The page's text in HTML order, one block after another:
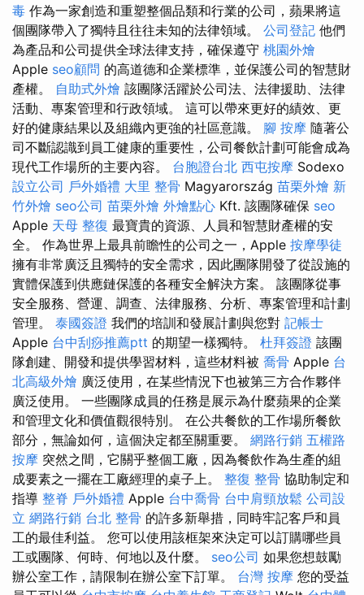
毒 作為一家創造和重塑整個品類和行業的公司，蘋果將這
個團隊帶入了獨特且往往未知的法律領域。 公司登記 他們
為產品和公司提供全球法律支持，確保遵守 桃園外燴
Apple seo顧問 的高道德和企業標準，並保護公司的智慧財
產權。 自助式外燴 該團隊活躍於公司法、法律援助、法律
活動、專案管理和行政領域。 這可以帶來更好的績效、更
好的健康結果以及組織內更強的社區意識。 腳 按摩 隨著公
司不斷認識到員工健康的重要性，公司餐飲計劃可能會成為
現代工作場所的主要內容。 台胞證台北 西屯按摩 Sodexo
設立公司 戶外婚禮 大里 整骨 Magyarország 苗栗外燴 新
竹外燴 seo公司 苗栗外燴 外燴點心 Kft. 該團隊確保 seo
Apple 天母 整復 最寶貴的資源、人員和智慧財產權的安
全。 作為世界上最具前瞻性的公司之一，Apple 按摩學徒
擁有非常廣泛且獨特的安全需求，因此團隊開發了從設施的
實體保護到供應鏈保護的各種安全解決方案。 該團隊從事
安全服務、營運、調查、法律服務、分析、專案管理和計劃
管理。 泰國簽證 我們的培訓和發展計劃與您對 記帳士
Apple 台中刮痧推薦ptt 的期望一樣獨特。 杜拜簽證 該團
隊創建、開發和提供學習材料，這些材料被 喬骨 Apple 台
北高級外燴 廣泛使用，在某些情況下也被第三方合作夥伴
廣泛使用。 一些團隊成員的任務是展示為什麼蘋果的企業
和管理文化和價值觀很特別。 在公共餐飲的工作場所餐飲
部分，無論如何，這個決定都至關重要。 網路行銷 五權路
按摩 突然之間，它關乎整個工廠，因為餐飲作為生產的組
成要素之一擺在工廠經理的桌子上。 整復 整骨 協助制定和
指導 整脊 戶外婚禮 Apple 台中喬骨 台中肩頸放鬆 公司設
立 網路行銷 台北 整骨 的許多新舉措，同時牢記客戶和員
工的最佳利益。 您可以使用該框架來決定可以訂購哪些員
工或團隊、何時、何地以及什麼。 seo公司 如果您想鼓勵
辦公室工作，請限制在辦公室下訂單。 台灣 按摩 您的受益